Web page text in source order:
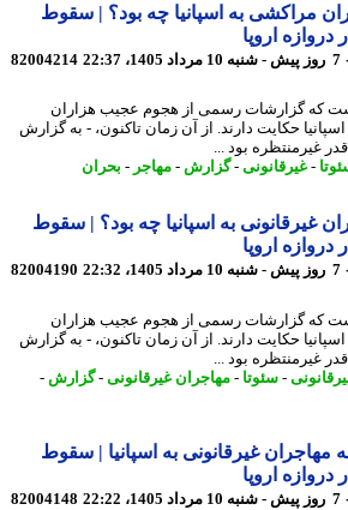
به اسپانیا چه بود؟ | سقوط
اروپا
82004214
گزارشات رسمی از هجوم عجیب هزاران
حکایت دارند. از آن زمان تاکنون، - به گزارش
بود ...
-غیرقانونی-گزارش -مهاجر-بحران
به اسپانیا چه بود؟ | سقوط
اروپا
82004190
گزارشات رسمی از هجوم عجیب هزاران
حکایت دارند. از آن زمان تاکنون، - به گزارش
بود ...
-سئوتا-مهاجران غیرقانونی-گزارش -
غیرقانونی به اسپانیا | سقوط
اروپا
82004148